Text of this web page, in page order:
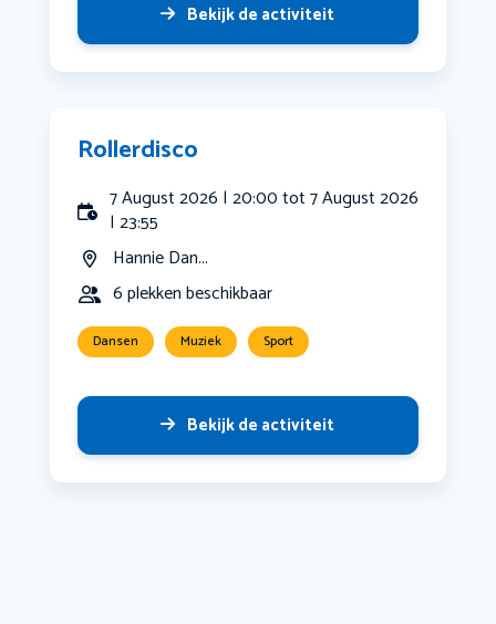
Bekijk de activiteit
Rollerdisco
7 August 2026 | 20:00 tot 7 August 2026
| 23:55
Hannie Dan...
6 plekken beschikbaar
Dansen Muziek Sport
Bekijk de activiteit